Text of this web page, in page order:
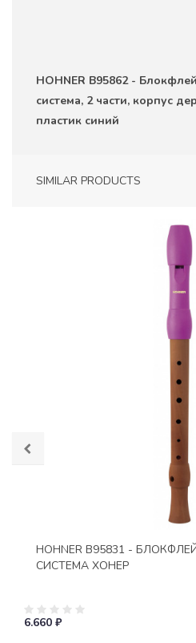
HOHNER B95862 -
система, 2 части, корпус
пластик синий
SIMILAR PRODUCTS
HOHNER B95831 -
СИСТЕМА ХОНЕР
6.660 ₽